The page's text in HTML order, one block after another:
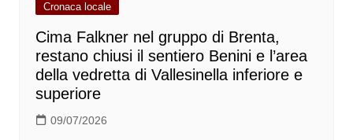
Cronaca locale
Cima Falkner nel gruppo di Brenta,
restano chiusi il sentiero Benini e l’area
della vedretta di Vallesinella inferiore e
superiore
09/07/2026